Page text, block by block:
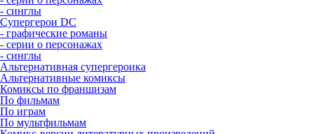
- синглы
Супергерои DC
- графические романы
- серии о персонажах
- синглы
Альтернативная супергероика
Альтернативные комиксы
Комиксы по франшизам
По фильмам
По играм
По мультфильмам